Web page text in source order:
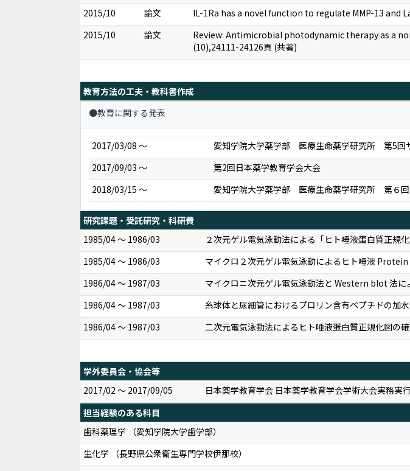
2015/10
論文
IL-1Ra has a novel function to regulate MMP-13 and
2015/10
論文
Review: Antimicrobial photodynamic therapy as a
(10),24111-24126頁 (共著)
教育方法の工夫・教科書作成
●教育に関する発表
2017/03/08 ～
愛知学院大学薬学部 医療生命薬学研究所 第5回
2017/09/03 ～
第2回日本薬学教育学会大会
2018/03/15 ～
愛知学院大学薬学部 医療生命薬学研究所 第６回
研究課題・受託研究・科研費
1985/04 ～ 1986/03
２次元ゲル電気泳動法による「ヒト唾液蛋白質正規
1985/04 ～ 1986/03
マイクロ２次元ゲル電気泳動によるヒト唾液
1986/04 ～ 1987/03
マイクロニ次元ゲル電気泳動法と Western blot 法
1986/04 ～ 1987/03
糸球体と尿細管におけるプロリン含有ペプチドの加
1986/04 ～ 1987/03
二次元電気泳動法によるヒト唾液蛋白質正規化図の
学外委員会・協会等
2017/02 ～ 2017/09/05
日本薬学教育学会 日本薬学教育学会学術大会実務実
担当経験のある科目
歯科薬理学 （愛知学院大学歯学部）
生化学 （長野県公衆衛生専門学校伊那校）